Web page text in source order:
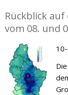
Rückblick
vom 08. und